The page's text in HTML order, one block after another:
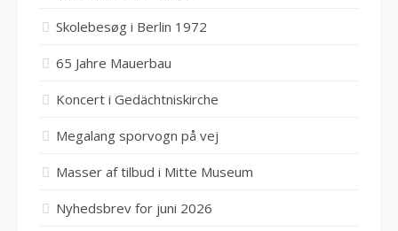
Skolebesøg i Berlin 1972
65 Jahre Mauerbau
Koncert i Gedächtniskirche
Megalang sporvogn på vej
Masser af tilbud i Mitte Museum
Nyhedsbrev for juni 2026